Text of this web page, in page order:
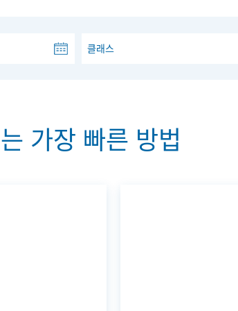
클래스
가장 빠른 방법